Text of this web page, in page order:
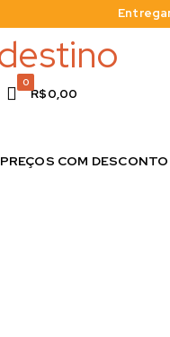
0
R$0,00
PREÇOS COM